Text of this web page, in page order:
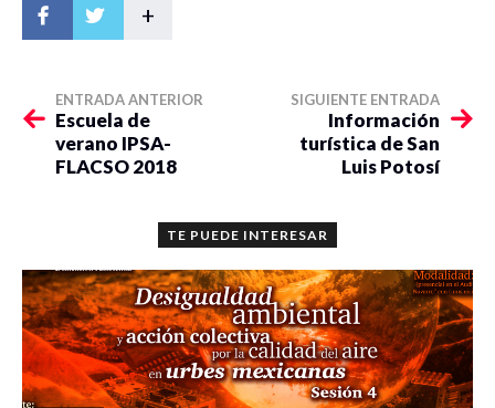
+
ENTRADA ANTERIOR
Escuela de
verano IPSA-
FLACSO 2018
SIGUIENTE ENTRADA
Información
turística de San
Luis Potosí
TE PUEDE INTERESAR